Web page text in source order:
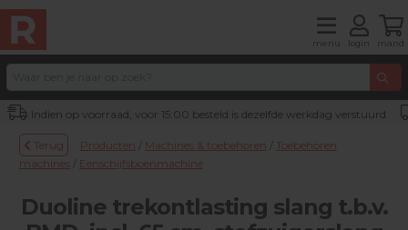
menu login mand
Indien op voorraad, voor 15:00 besteld is dezelfde werkdag verstuurd
Terug Producten / Machines & toebehoren / Toebehoren
machines / Eenschijfsboenmachine
Duoline trekontlasting slang t.b.v.